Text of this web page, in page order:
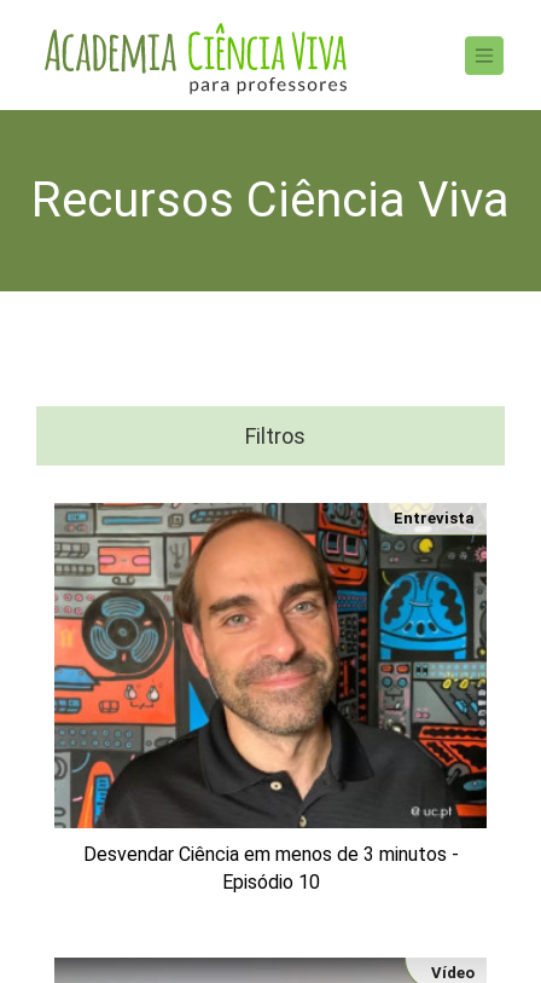
Recursos Ciência Viva
Filtros
Desvendar Ciência em menos de 3 minutos -
Episódio 10
Entrevista
Vídeo